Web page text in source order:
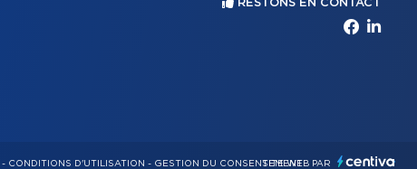
RESTONS EN CONTACT
- CONDITIONS D'UTILISATION - GESTION DU CONSENTEMENT
SITE WEB PAR